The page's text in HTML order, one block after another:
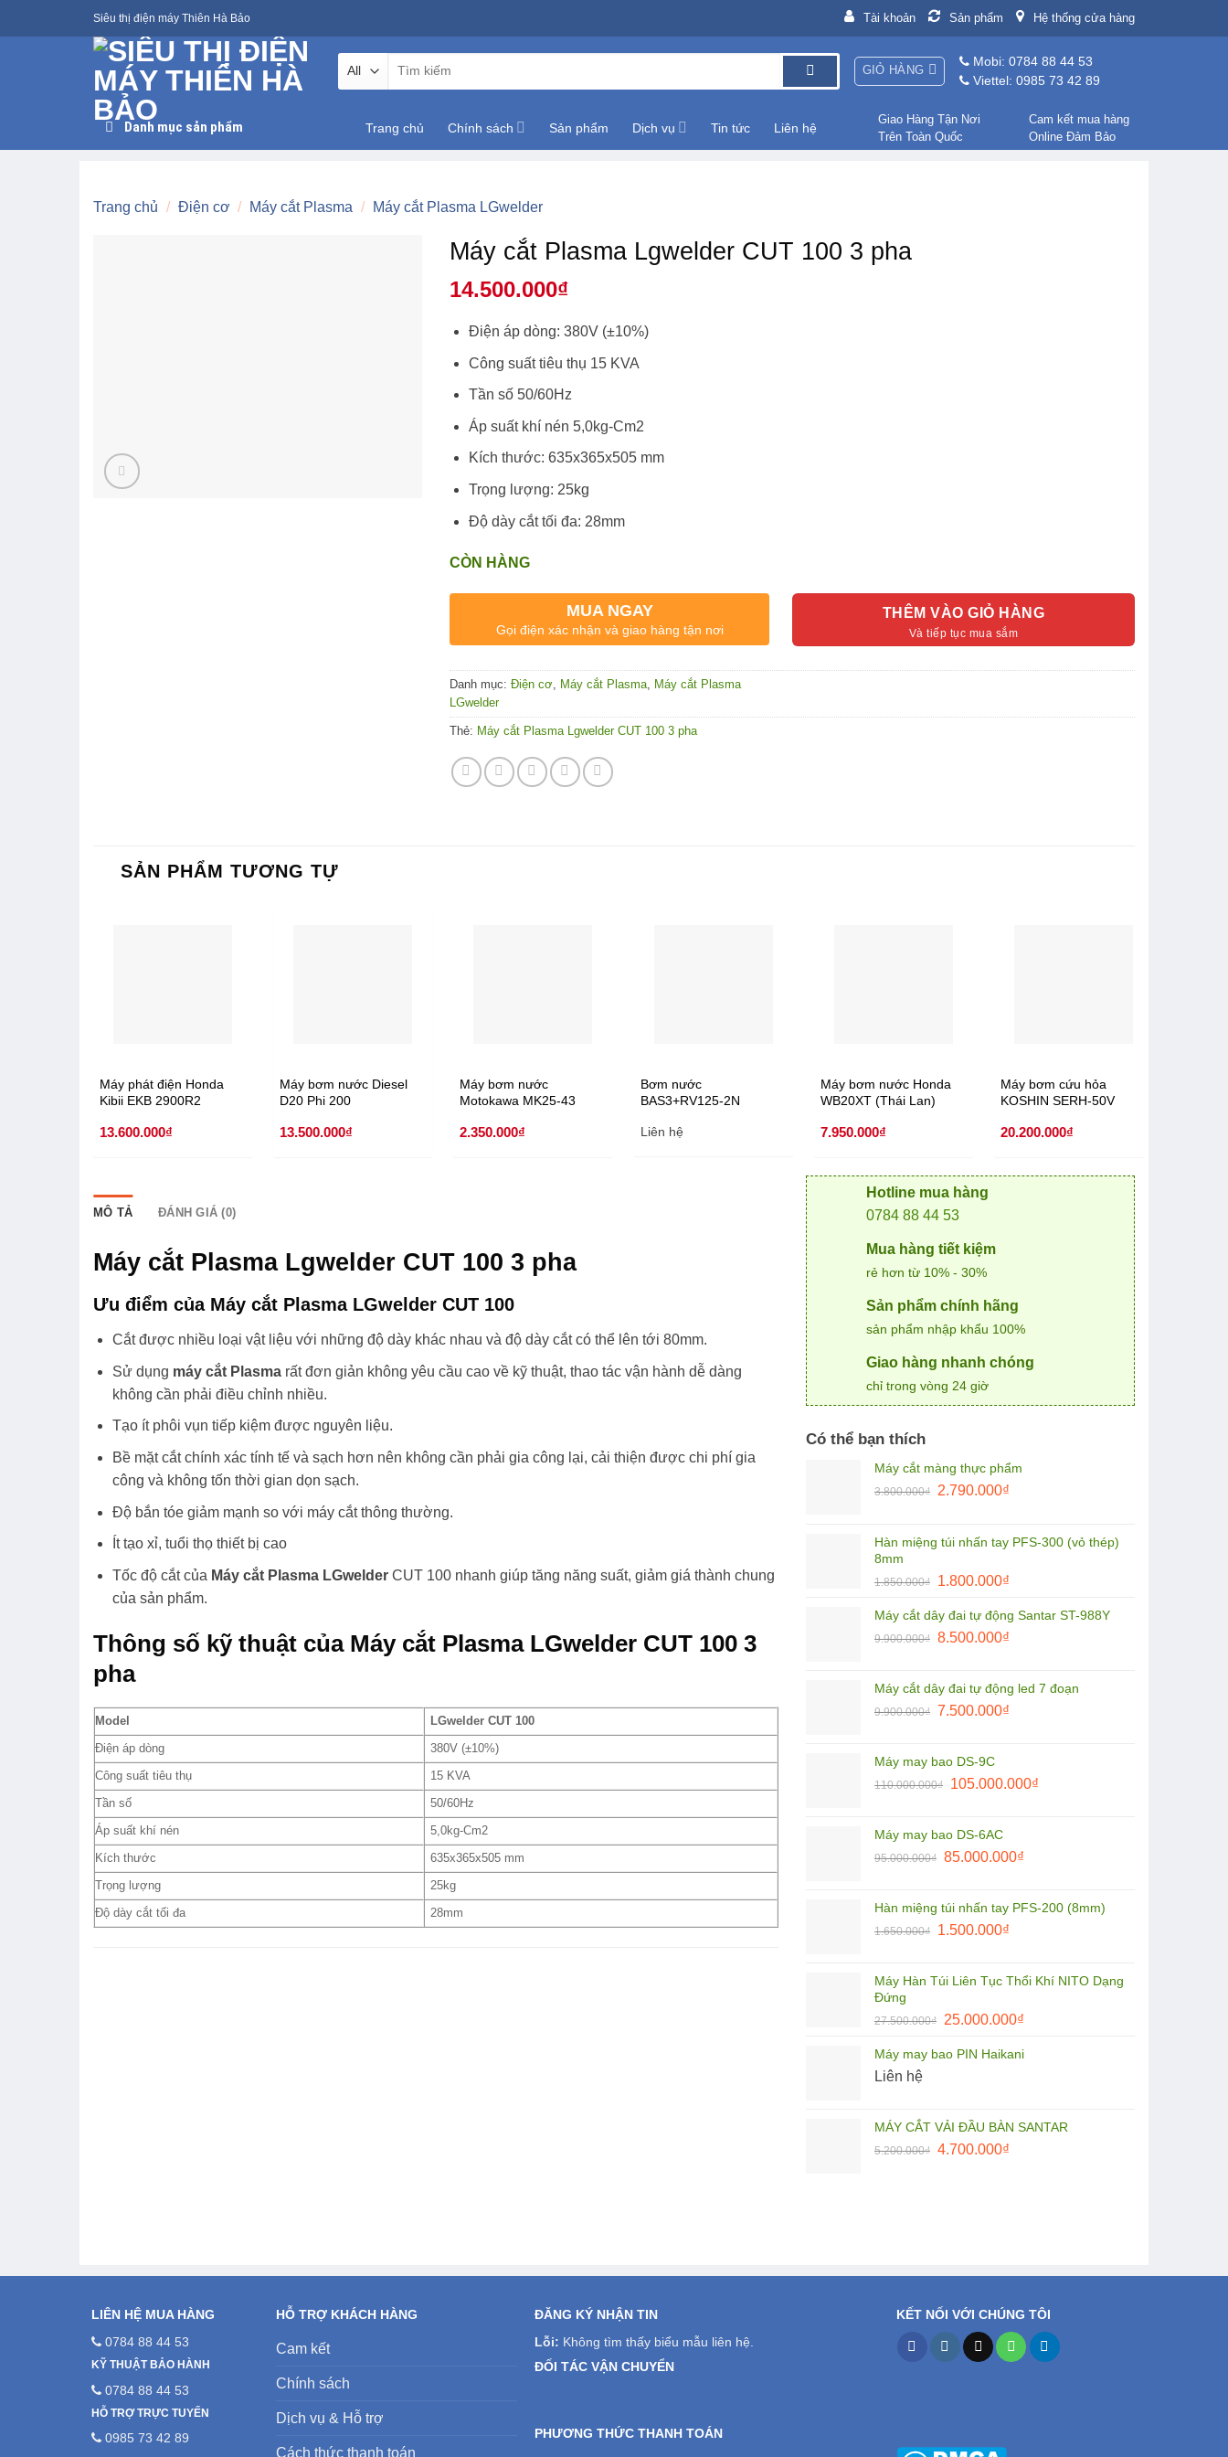
to
Siêu thị điện máy Thiên Hà Bảo Tài khoản Sản phẩm Hệ thống cửa hàng
kiếm:
GIỎ HÀNG
Mobi: 0784 88 44 53
Viettel: 0985 73 42 89
Danh mục sản phẩm Trang chủ Chính sách Sản phẩm Dịch vụ Tin tức Liên hệ
Giao Hàng Tận Nơi
Trên Toàn Quốc
Cam kết mua hàng
Online Đảm Bảo
Trang chủ / Điện cơ / Máy cắt Plasma / Máy cắt Plasma LGwelder
Máy cắt Plasma Lgwelder CUT 100 3 pha
14.500.000₫
Điện áp dòng: 380V (±10%)
Công suất tiêu thụ 15 KVA
Tần số 50/60Hz
Áp suất khí nén 5,0kg-Cm2
Kích thước: 635x365x505 mm
Trọng lượng: 25kg
Độ dày cắt tối đa: 28mm
CÒN HÀNG
THÊM VÀO GIỎ HÀNG
MUA NGAY
Gọi điện xác nhận và giao hàng tận nơi
Danh mục: Điện cơ, Máy cắt Plasma, Máy cắt Plasma
LGwelder
Thẻ: Máy cắt Plasma Lgwelder CUT 100 3 pha
SẢN PHẨM TƯƠNG TỰ
Máy phát điện Honda
Kibii EKB 2900R2
13.600.000₫
Máy bơm nước Diesel
D20 Phi 200
13.500.000₫
Máy bơm nước
Motokawa MK25-43
2.350.000₫
Bơm nước
BAS3+RV125-2N
Liên hệ
Máy bơm nước Honda
WB20XT (Thái Lan)
7.950.000₫
Máy bơm cứu hỏa
KOSHIN SERH-50V
20.200.000₫
MÔ TẢ ĐÁNH GIÁ (0)
Máy cắt Plasma Lgwelder CUT 100 3 pha
Ưu điểm của Máy cắt Plasma LGwelder CUT 100
Cắt được nhiều loại vật liệu với những độ dày khác nhau và độ dày cắt có thể lên tới 80mm.
Sử dụng máy cắt Plasmarất đơn giản không yêu cầu cao về kỹ thuật, thao tác vận hành dễ dàng
không cần phải điều chỉnh nhiều.
Tạo ít phôi vụn tiếp kiệm được nguyên liệu.
Bề mặt cắt chính xác tính tế và sạch hơn nên không cần phải gia công lại, cải thiện được chi phí gia
công và không tốn thời gian dọn sạch.
Độ bắn tóe giảm mạnh so với máy cắt thông thường.
Ít tạo xỉ, tuổi thọ thiết bị cao
Tốc độ cắt của Máy cắt Plasma LGwelderCUT 100 nhanh giúp tăng năng suất, giảm giá thành chung
của sản phẩm.
Thông số kỹ thuật của Máy cắt Plasma LGwelder CUT 100 3
pha
Model
LGwelder CUT 100
Điện áp dòng
380V (±10%)
Công suất tiêu thụ
15 KVA
Tần số
50/60Hz
Áp suất khí nén
5,0kg-Cm2
Kích thước
635x365x505 mm
Trọng lượng
25kg
Độ dày cắt tối đa
28mm
Hotline mua hàng
0784 88 44 53
Mua hàng tiết kiệm
rẻ hơn từ 10% - 30%
Sản phẩm chính hãng
sản phẩm nhập khẩu 100%
Giao hàng nhanh chóng
chỉ trong vòng 24 giờ
Có thể bạn thích
Máy cắt màng thực phẩm
3.800.000₫
Giá
3.800.000₫.
2.790.000₫Giá
là:
Hàn miệng túi nhấn tay PFS-300 (vỏ thép)
8mm
1.850.000₫
Giá
là:
1.850.000₫.
1.800.000₫Giá
tại
là:
Máy cắt dây đai tự động Santar ST-988Y
9.900.000₫ Giá
9.900.000₫.
8.500.000₫Giá
là:
8.500.000₫.
Máy cắt dây đai tự động led 7 đoạn
9.900.000₫ Giá
9.900.000₫.
7.500.000₫Giá
7.500.000₫.
Máy may bao DS-9C
110.000.000₫
Giá
110.000.000₫.
105.000.000₫Giá
Máy may bao DS-6AC
95.000.000₫ Giá
95.000.000₫.
85.000.000₫Giá
là:
Hàn miệng túi nhấn tay PFS-200 (8mm)
1.650.000₫
Giá
1.650.000₫.
1.500.000₫Giá
là:
Máy Hàn Túi Liên Tục Thổi Khí NITO Dạng
Đứng
27.500.000₫
Giá
là:
25.000.000₫Giá
tại
Máy may bao PIN Haikani
Liên hệ
MÁY CẮT VẢI ĐẦU BÀN SANTAR
5.200.000₫ Giá
4.700.000₫Giá
LIÊN HỆ MUA HÀNG
0784 88 44 53
KỸ THUẬT BẢO HÀNH
0784 88 44 53
HỖ TRỢ TRỰC TUYẾN
0985 73 42 89
HỖ TRỢ KHÁCH HÀNG
Cam kết
Chính sách
Dịch vụ & Hỗ trợ
Cách thức thanh toán
ĐĂNG KÝ NHẬN TIN
Lỗi: Không tìm thấy biểu mẫu liên hệ.
ĐỐI TÁC VẬN CHUYỂN
PHƯƠNG THỨC THANH TOÁN
KẾT NỐI VỚI CHÚNG TÔI